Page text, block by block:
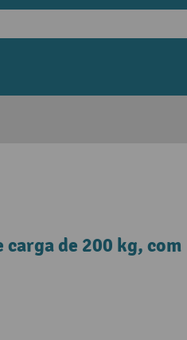
carga de 200 kg, com